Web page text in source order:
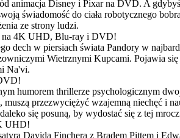
animacja Disney i Pixar na DVD. A
świadomość do ciała robotycznego
ze strony ludzi.
na 4K UHD, Blu-ray i DVD!
dech w piersiach świata Pandory w
Wietrznymi Kupcami. Pojawia
Na'vi.
humorem thrillerze psychologicznym
przezwyciężyć wzajemną niechęć i
się posuną, by wydostać się z tej
UHD!
Davida Finchera z Bradem Pittem i